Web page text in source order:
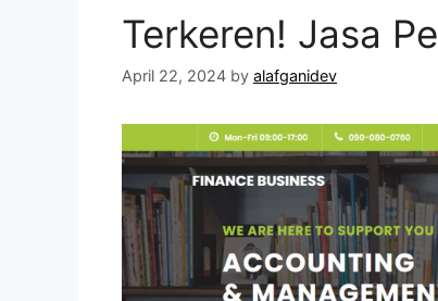
Terkeren! Jasa
April 22, 2024 by alafganidev